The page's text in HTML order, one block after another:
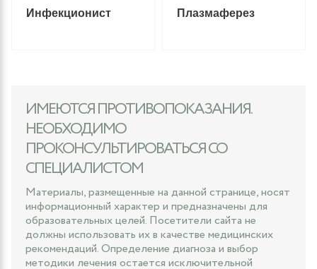
Инфекционист Плазмаферез
ИМЕЮТСЯ ПРОТИВОПОКАЗАНИЯ.
НЕОБХОДИМО
ПРОКОНСУЛЬТИРОВАТЬСЯ СО
СПЕЦИАЛИСТОМ
Материалы, размещенные на данной странице, носят
информационный характер и предназначены для
образовательных целей. Посетители сайта не
должны использовать их в качестве медицинских
рекомендаций. Определение диагноза и выбор
методики лечения остается исключительной